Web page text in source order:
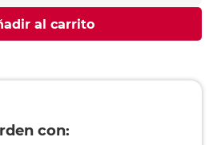
al carrito
con: